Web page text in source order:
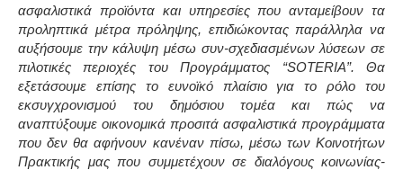
ασφαλιστικά προϊόντα και υπηρεσίες που ανταμείβουν τα
προληπτικά μέτρα πρόληψης, επιδιώκοντας παράλληλα να
αυξήσουμε την κάλυψη μέσω συν-σχεδιασμένων λύσεων σε
πιλοτικές περιοχές του Προγράμματος “SOTERIA”. Θα
εξετάσουμε επίσης το ευνοϊκό πλαίσιο για το ρόλο του
εκσυγχρονισμού του δημόσιου τομέα και πώς να
αναπτύξουμε οικονομικά προσιτά ασφαλιστικά προγράμματα
που δεν θα αφήνουν κανέναν πίσω, μέσω των Κοινοτήτων
Πρακτικής μας που συμμετέχουν σε διαλόγους κοινωνίας-